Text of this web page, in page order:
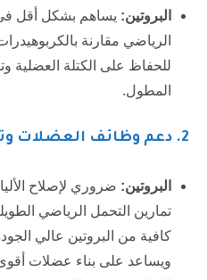
البروتين: يساهم بشكل أقل في
الرياضي مقارنة
للحفاظ على الكتلة العضلية
المطول.
2. دعم وظائف العضلات
البروتين: ضروري لإصلاح
تمارين التحمل الرياضي
كافية من البروتين عالي
ويساعد على بناء عضلات